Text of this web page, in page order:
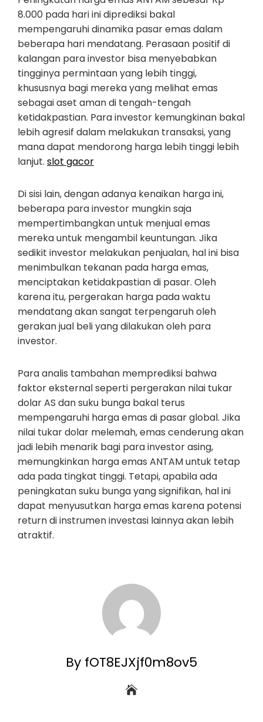
8.000 pada hari ini diprediksi bakal
mempengaruhi dinamika pasar emas dalam
beberapa hari mendatang. Perasaan positif di
kalangan para investor bisa menyebabkan
tingginya permintaan yang lebih tinggi,
khususnya bagi mereka yang melihat emas
sebagai aset aman di tengah-tengah
ketidakpastian. Para investor kemungkinan bakal
lebih agresif dalam melakukan transaksi, yang
mana dapat mendorong harga lebih tinggi lebih
lanjut. slot gacor
Di sisi lain, dengan adanya kenaikan harga ini,
beberapa para investor mungkin saja
mempertimbangkan untuk menjual emas
mereka untuk mengambil keuntungan. Jika
sedikit investor melakukan penjualan, hal ini bisa
menimbulkan tekanan pada harga emas,
menciptakan ketidakpastian di pasar. Oleh
karena itu, pergerakan harga pada waktu
mendatang akan sangat terpengaruh oleh
gerakan jual beli yang dilakukan oleh para
investor.
Para analis tambahan memprediksi bahwa
faktor eksternal seperti pergerakan nilai tukar
dolar AS dan suku bunga bakal terus
mempengaruhi harga emas di pasar global. Jika
nilai tukar dolar melemah, emas cenderung akan
jadi lebih menarik bagi para investor asing,
memungkinkan harga emas ANTAM untuk tetap
ada pada tingkat tinggi. Tetapi, apabila ada
peningkatan suku bunga yang signifikan, hal ini
dapat menyusutkan harga emas karena potensi
return di instrumen investasi lainnya akan lebih
atraktif.
By fOT8EJXjf0m8ov5